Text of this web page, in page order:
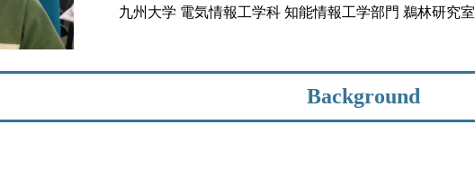
九州大学 電気情報工学科 知能情報工学部門 鵜林研究室
Background